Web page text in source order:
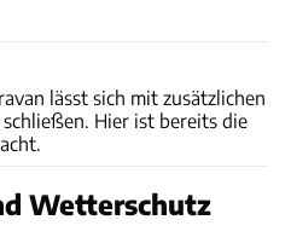
lässt sich mit zusätzlichen
Hier ist bereits die
Wetterschutz